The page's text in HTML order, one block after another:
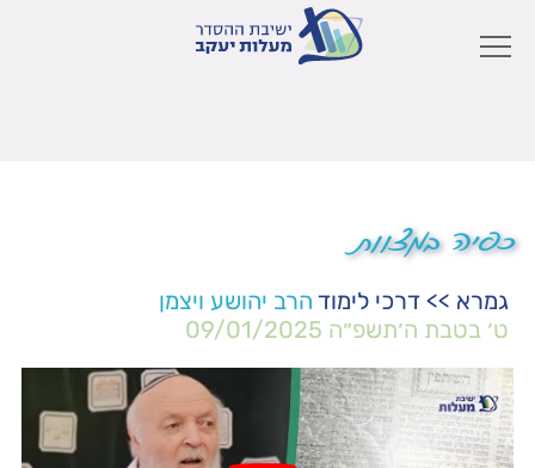
כפיה במצוות
גמרא >> דרכי לימוד הרב יהושע ויצמן
ט׳ בטבת ה׳תשפ״ה 09/01/2025